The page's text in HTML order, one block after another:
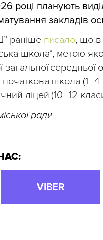
році планують
закладів
раніше писало, що в
школа”, метою
школа (1–4
ліцей (10–12
ради
VIBER